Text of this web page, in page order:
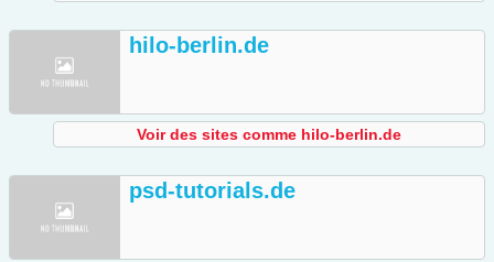
hilo-berlin.de
Voir des sites comme hilo-berlin.de
psd-tutorials.de